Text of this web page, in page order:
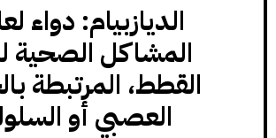
الديازبيام: دواء
المشاكل الصحية
القطط، المرتبطة
العصبي أو